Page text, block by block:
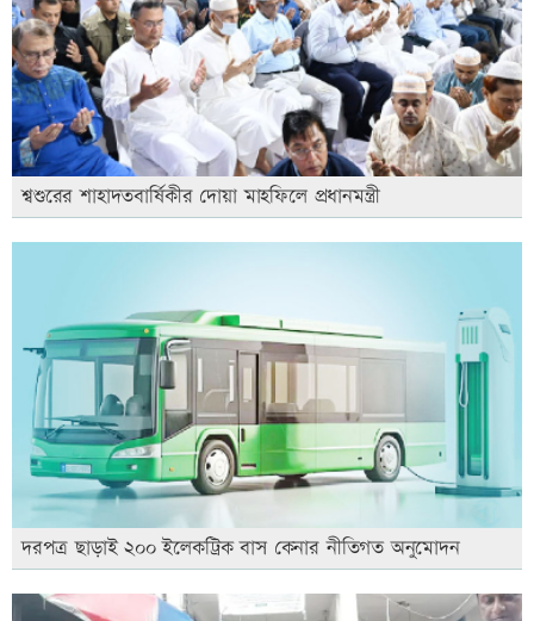
শ্বশুরের শাহাদতবার্ষিকীর দোয়া মাহফিলে প্রধানমন্ত্রী
দরপত্র ছাড়াই ২০০ ইলেকট্রিক বাস কেনার নীতিগত অনুমোদন